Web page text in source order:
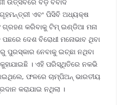
ଗୃହମନ୍ତ୍ରୀ ଏବଂ ପିସିବି ଅଧ୍ୟକ୍ଷ
କରିବାକୁ ଟିମ୍ ଇଣ୍ଡିଆ ମନା
ଦେଶ ବିରୋଧୀ ମନୋଭାବ ଥିବା
ନେବାକୁ ଇଚ୍ଛା ନଥିବା
। ଏହି ପରିସ୍ଥିତିରେ ନକଭି
ଫଳରେ ଚାମ୍ପିଅନ୍ ଭାରତୀୟ
କରାଯାଇ ନଥିଲା ।